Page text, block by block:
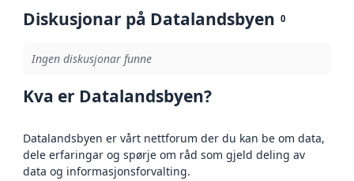
Diskusjonar på Datalandsbyen 0
Ingen diskusjonar funne
Kva er Datalandsbyen?
Datalandsbyen er vårt nettforum der du kan be om data,
dele erfaringar og spørje om råd som gjeld deling av
data og informasjonsforvalting.